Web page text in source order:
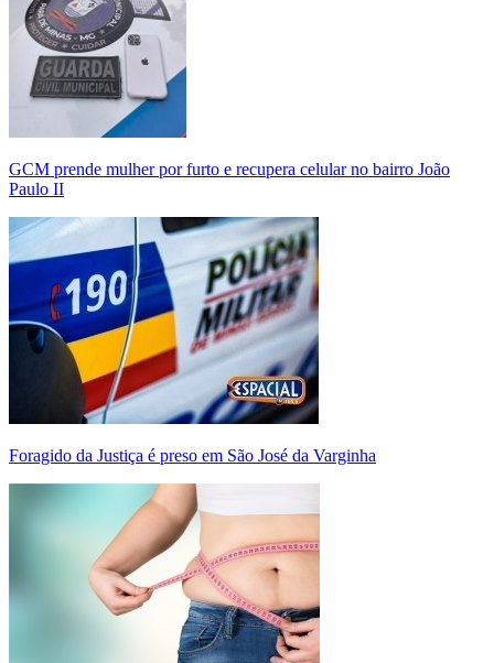
GCM prende mulher por furto e recupera celular no bairro João
Paulo II
Foragido da Justiça é preso em São José da Varginha